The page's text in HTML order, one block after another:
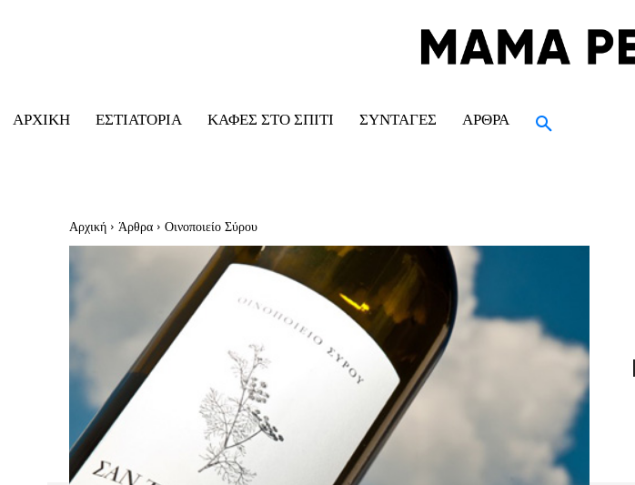
ΑΡΧΙΚΉ ΕΣΤΙΑΤΌΡΙΑ ΚΑΦΈΣ ΣΤΟ ΣΠΊΤΙ ΣΥΝΤΑΓΈΣ ΆΡΘΡΑ
Αρχική Άρθρα Οινοποιείο Σύρου